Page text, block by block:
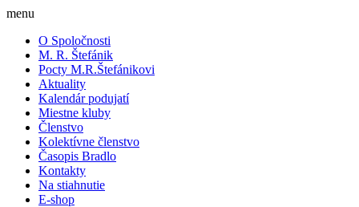
menu
O Spoločnosti
M. R. Štefánik
Pocty M.R.Štefánikovi
Aktuality
Kalendár podujatí
Miestne kluby
Členstvo
Kolektívne členstvo
Časopis Bradlo
Kontakty
Na stiahnutie
E-shop